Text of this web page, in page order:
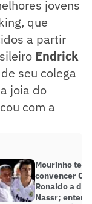
jovens
que
a partir
Endrick
seu colega
joia do
com a
Mourinho
convencer
Ronaldo a
Nassr;